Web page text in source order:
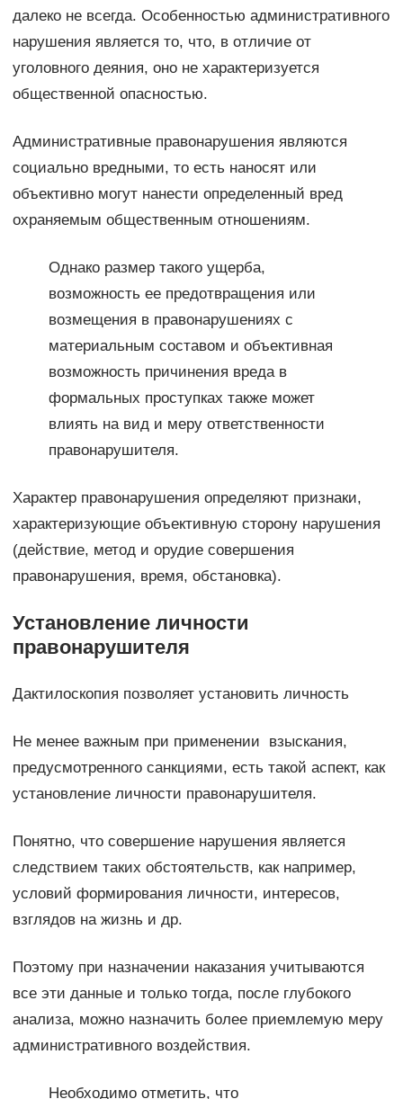
далеко не всегда. Особенностью административного
нарушения является то, что, в отличие от
уголовного деяния, оно не характеризуется
общественной опасностью.
Административные правонарушения являются
социально вредными, то есть наносят или
объективно могут нанести определенный вред
охраняемым общественным отношениям.
Однако размер такого ущерба,
возможность ее предотвращения или
возмещения в правонарушениях с
материальным составом и объективная
возможность причинения вреда в
формальных проступках также может
влиять на вид и меру ответственности
правонарушителя.
Характер правонарушения определяют признаки,
характеризующие объективную сторону нарушения
(действие, метод и орудие совершения
правонарушения, время, обстановка).
Установление личности
правонарушителя
Дактилоскопия позволяет установить личность
Не менее важным при применении взыскания,
предусмотренного санкциями, есть такой аспект, как
установление личности правонарушителя.
Понятно, что совершение нарушения является
следствием таких обстоятельств, как например,
условий формирования личности, интересов,
взглядов на жизнь и др.
Поэтому при назначении наказания учитываются
все эти данные и только тогда, после глубокого
анализа, можно назначить более приемлемую меру
административного воздействия.
Необходимо отметить, что